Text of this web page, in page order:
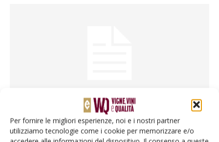
Per fornire le migliori esperienze, noi e i nostri partner
utilizziamo tecnologie come i cookie per memorizzare e/o
Nasce la Wine Card Campania.
DiRedazione 7 Gennaio 2013